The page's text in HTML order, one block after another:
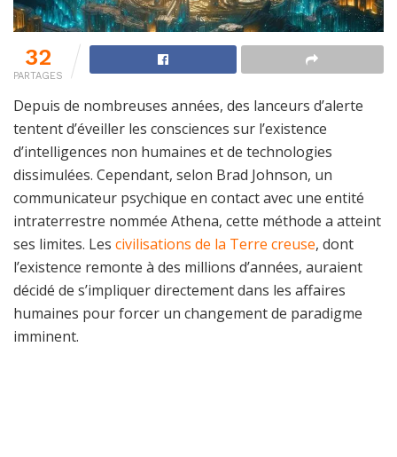
32
PARTAGES
Depuis de nombreuses années, des lanceurs d’alerte
tentent d’éveiller les consciences sur l’existence
d’intelligences non humaines et de technologies
dissimulées. Cependant, selon Brad Johnson, un
communicateur psychique en contact avec une entité
intraterrestre nommée Athena, cette méthode a atteint
ses limites. Les civilisations de la Terre creuse, dont
l’existence remonte à des millions d’années, auraient
décidé de s’impliquer directement dans les affaires
humaines pour forcer un changement de paradigme
imminent.